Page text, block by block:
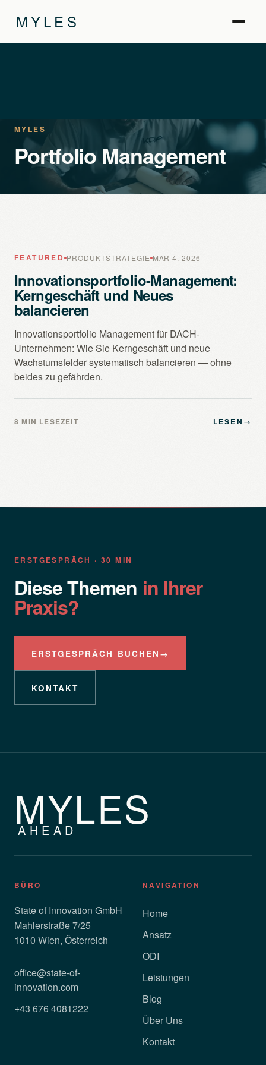
MYLES
MYLES
Portfolio Management
FEATURED PRODUKTSTRATEGIE MAR 4, 2026
Innovationsportfolio-Management:
Kerngeschäft und Neues
balancieren
Innovationsportfolio Management für DACH-
Unternehmen: Wie Sie Kerngeschäft und neue
Wachstumsfelder systematisch balancieren — ohne
beides zu gefährden.
8 MIN LESEZEIT LESEN →
ERSTGESPRÄCH · 30 MIN
Diese Themen in Ihrer
Praxis?
ERSTGESPRÄCH BUCHEN →
KONTAKT
MYLES
AHEAD
BÜRO
State of Innovation GmbH
Mahlerstraße 7/25
1010 Wien, Österreich
office@state-of-
innovation.com
+43 676 4081222
NAVIGATION
Home
Ansatz
ODI
Leistungen
Blog
Über Uns
Kontakt